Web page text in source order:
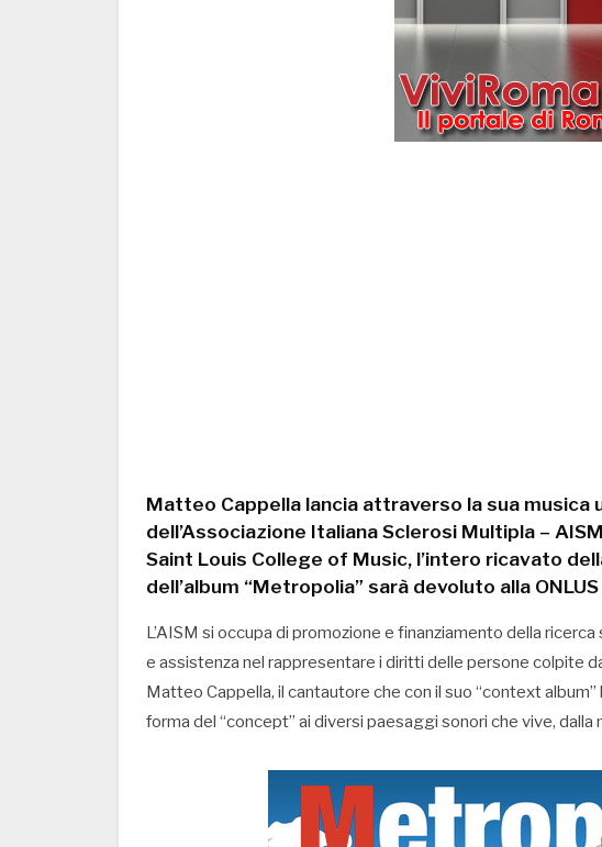
Matteo Cappella lancia attraverso la sua musica
dell’Associazione Italiana Sclerosi Multipla –
Saint Louis College of Music, l’intero ricavato
dell’album “Metropolia” sarà devoluto alla
L’AISM si occupa di promozione e finanziamento della
e assistenza nel rappresentare i diritti delle persone colpite
Matteo Cappella, il cantautore che con il suo “context
forma del “concept” ai diversi paesaggi sonori che vive, dalla